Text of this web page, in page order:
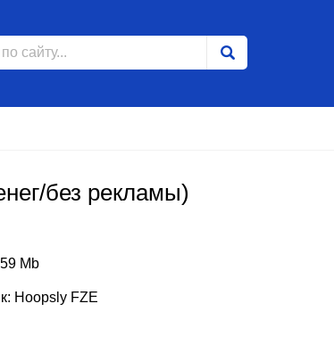
без рекламы)
Mb
Hoopsly FZE